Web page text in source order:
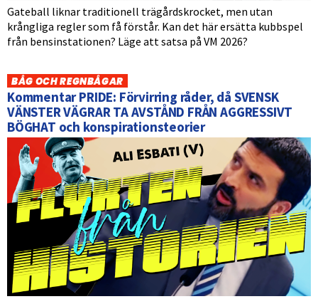
Gateball liknar traditionell trägårdskrocket, men utan
krångliga regler som få förstår. Kan det här ersätta kubbspel
från bensinstationen? Läge att satsa på VM 2026?
BÅG OCH REGNBÅGAR
Kommentar PRIDE: Förvirring råder, då SVENSK
VÄNSTER VÄGRAR TA AVSTÅND FRÅN AGGRESSIVT
BÖGHAT och konspirationsteorier